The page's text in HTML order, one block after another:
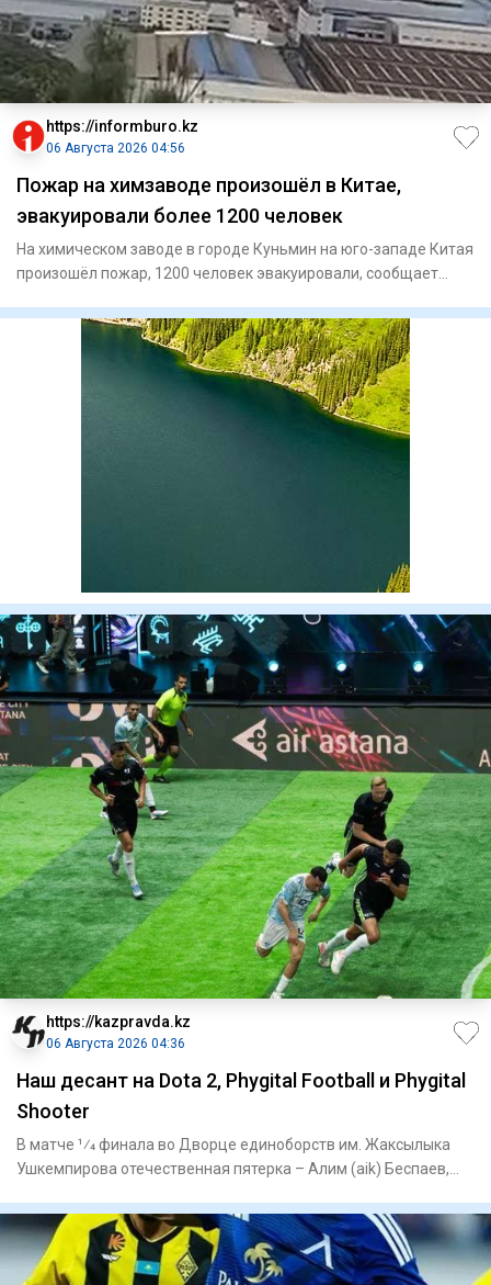
https://informburo.kz
06 Августа 2026 04:56
Пожар на химзаводе произошёл в Китае,
эвакуировали более 1200 человек
На химическом заводе в городе Куньмин на юго-западе Китая
произошёл пожар, 1200 человек эвакуировали, сообщает
https://kazpravda.kz
06 Августа 2026 04:36
Наш десант на Dota 2, Phygital Football и Phygital
Shooter
В матче 1⁄4 финала во Дворце единоборств им. Жаксылыка
Ушкемпирова отечественная пятерка – Алим (aik) Беспаев,